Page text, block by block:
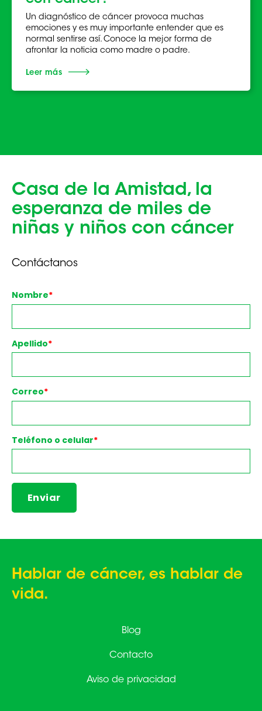
Un diagnóstico de cáncer provoca muchas
emociones y es muy importante entender que es
normal sentirse así. Conoce la mejor forma de
afrontar la noticia como madre o padre.
Leer más
Casa de la Amistad, la
esperanza de miles de
niñas y niños con cáncer
Contáctanos
Nombre*
Apellido*
Correo*
Teléfono o celular*
Hablar de cáncer, es hablar de
vida.
Blog
Contacto
Aviso de privacidad